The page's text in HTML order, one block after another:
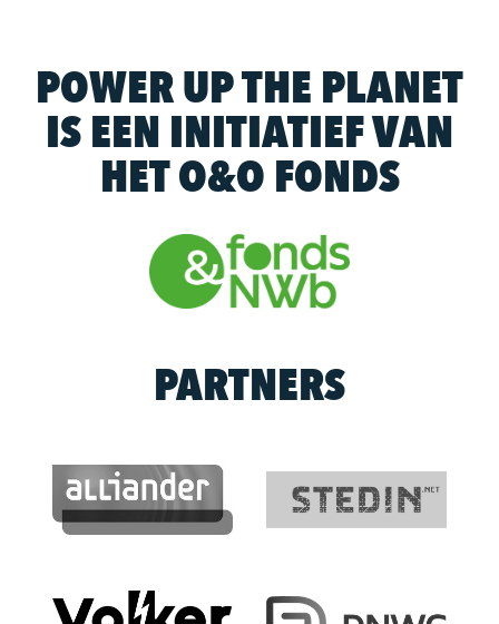
POWER UP THE PLANET
IS EEN INITIATIEF VAN
HET O&O FONDS
PARTNERS